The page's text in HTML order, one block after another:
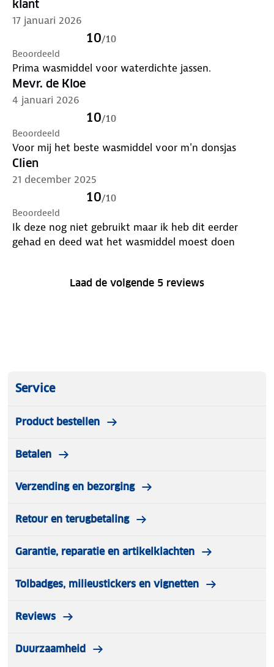
klant
17 januari 2026
10/10
Beoordeeld
Prima wasmiddel voor waterdichte jassen.
Mevr. de Kloe
4 januari 2026
10/10
Beoordeeld
Voor mij het beste wasmiddel voor m'n donsjas
Clien
21 december 2025
10/10
Beoordeeld
Ik deze nog niet gebruikt maar ik heb dit eerder
gehad en deed wat het wasmiddel moest doen
Laad de volgende 5 reviews
Service
Product bestellen
Betalen
Verzending en bezorging
Retour en terugbetaling
Garantie, reparatie en artikelklachten
Tolbadges, milieustickers en vignetten
Reviews
Duurzaamheid